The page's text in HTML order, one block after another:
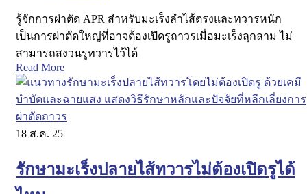
รู้จักการผ่าตัด APR สำหรับมะเร็งลำไส้ตรงและทวารหนัก
เป็นการผ่าตัดใหญ่ที่อาจต้องเปิดรูถาวรเมื่อมะเร็งลุกลาม ไม่
สามารถสงวนรูทวารไว้ได้
Read More
18 ส.ค. 25
รักษามะเร็งปลายไส้ทวารไม่ต้องเปิดรูได้